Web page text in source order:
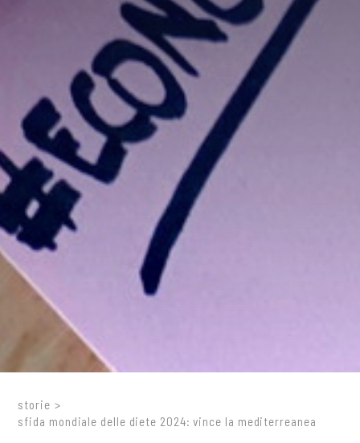
storie >
sfida mondiale delle diete 2024: vince la mediterreanea